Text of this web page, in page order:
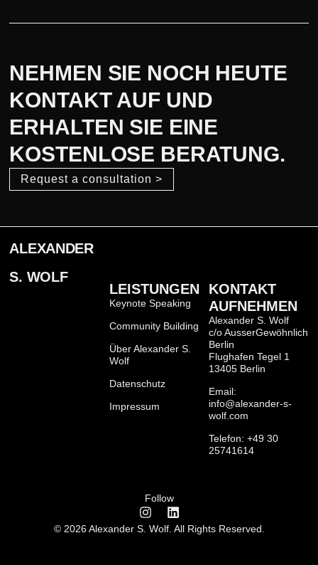
NEHMEN SIE NOCH HEUTE
KONTAKT AUF UND
ERHALTEN SIE EINE
KOSTENLOSE BERATUNG.
Request a consultation >
ALEXANDER
S. WOLF
LEISTUNGEN
Keynote Speaking
Community Building
Über Alexander S.
Wolf
Datenschutz
Impressum
KONTAKT
AUFNEHMEN
Alexander S. Wolf
c/o AusserGewöhnlich
Berlin
Flughafen Tegel 1
13405 Berlin
Email:
info@alexander-s-
wolf.com
Telefon: +49 30
25741614
Follow
© 2026 Alexander S. Wolf. All Rights Reserved.